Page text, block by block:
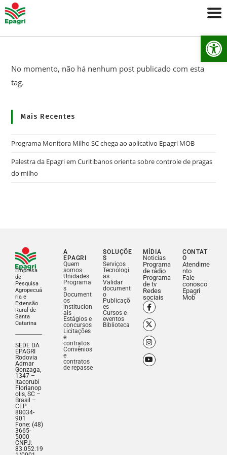
No momento, não há nenhum post publicado com esta
tag.
Mais Recentes
Programa Monitora Milho SC chega ao aplicativo Epagri MOB
Palestra da Epagri em Curitibanos orienta sobre controle de pragas
do milho
Empresa
de
Pesquisa
Agropecuá
ria e
Extensão
Rural de
Santa
Catarina
SEDE DA
EPAGRI
Rodovia
Admar
Gonzaga,
1347 –
Itacorubi
Florianop
olis, SC –
Brasil –
CEP
88034-
901
Fone: (48)
3665-
5000
CNPJ:
83.052.19
A
EPAGRI
Quem
somos
Unidades
Programa
s
Document
os
institucion
ais
Estágios e
concursos
Licitações
e
contratos
Convênios
e
contratos
de repasse
SOLUÇÕE
S
Serviços
Tecnologi
as
Validar
document
o
Publicaçõ
es
Cursos e
eventos
Biblioteca
MÍDIA
Noticias
Programa
de rádio
Programa
de tv
Redes
sociais
CONTAT
O
Atendime
nto
Fale
conosco
Epagri
Mob